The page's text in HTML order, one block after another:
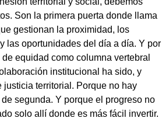
Son la primera puerta donde llama
gestionan la proximidad, los
las oportunidades del día a día. Y por
equidad como columna vertebral
institucional ha sido, y
justicia territorial. Porque no hay
segunda. Y porque el progreso no
solo allí donde es más fácil invertir.